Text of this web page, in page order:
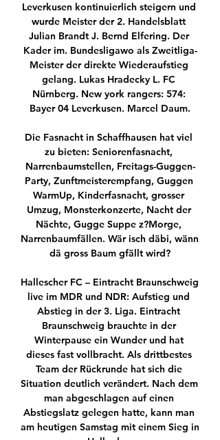
Leverkusen kontinuierlich steigern und
wurde Meister der 2. Handelsblatt
Julian Brandt J. Bernd Elfering. Der
Kader im. Bundesligawo als Zweitliga-
Meister der direkte Wiederaufstieg
gelang. Lukas Hradecky L. FC
Nürnberg. New york rangers: 574:
Bayer 04 Leverkusen. Marcel Daum.
Die Fasnacht in Schaffhausen hat viel
zu bieten: Seniorenfasnacht,
Narrenbaumstellen, Freitags-Guggen-
Party, Zunftmeisterempfang, Guggen
WarmUp, Kinderfasnacht, grosser
Umzug, Monsterkonzerte, Nacht der
Nächte, Gugge Suppe z?Morge,
Narrenbaumfällen. Wär isch däbi, wänn
dä gross Baum gfällt wird?
Hallescher FC – Eintracht Braunschweig
live im MDR und NDR: Aufstieg und
Abstieg in der 3. Liga. Eintracht
Braunschweig brauchte in der
Winterpause ein Wunder und hat
dieses fast vollbracht. Als drittbestes
Team der Rückrunde hat sich die
Situation deutlich verändert. Nach dem
man abgeschlagen auf einen
Abstiegslatz gelegen hatte, kann man
am heutigen Samstag mit einem Sieg in